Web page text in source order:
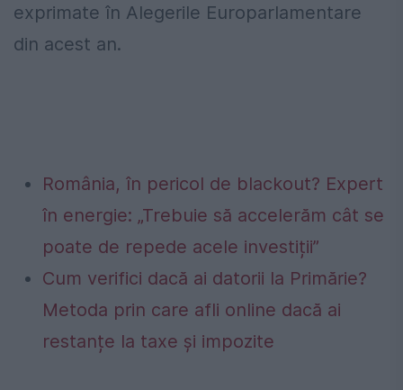
exprimate în Alegerile Europarlamentare
din acest an.
România, în pericol de blackout? Expert
în energie: „Trebuie să accelerăm cât se
poate de repede acele investiții”
Cum verifici dacă ai datorii la Primărie?
Metoda prin care afli online dacă ai
restanțe la taxe și impozite